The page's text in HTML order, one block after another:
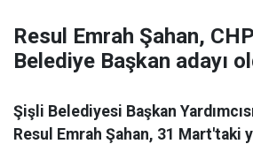
Resul Emrah Şahan,
Belediye Başkan adayı
Şişli Belediyesi Başkan
Resul Emrah Şahan, 31 Mart'taki